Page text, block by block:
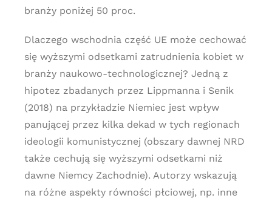
branży poniżej 50 proc.
Dlaczego wschodnia część UE może cechować
się wyższymi odsetkami zatrudnienia kobiet w
branży naukowo-technologicznej? Jedną z
hipotez zbadanych przez Lippmanna i Senik
(2018) na przykładzie Niemiec jest wpływ
panującej przez kilka dekad w tych regionach
ideologii komunistycznej (obszary dawnej NRD
także cechują się wyższymi odsetkami niż
dawne Niemcy Zachodnie). Autorzy wskazują
na różne aspekty równości płciowej, np. inne